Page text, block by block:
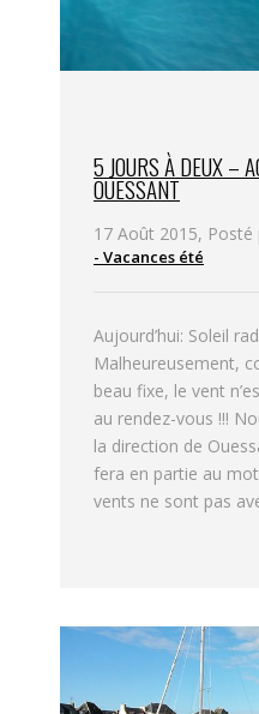
5 JOURS À DEUX –
OUESSANT
17 Août 2015, Posté
- Vacances été
Aujourd’hui: Soleil
Malheureusement,
beau fixe, le vent
au rendez-vous !!!
la direction de
fera en partie au
vents ne sont pas